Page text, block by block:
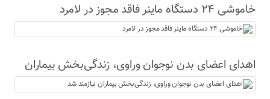
خاموشی ۲۴ دستگاه ماینر فاقد مجوز در لامرد
اهدای اعضای بدن نوجوان وراوی، زندگی‌بخش بیماران
نیازمند شد